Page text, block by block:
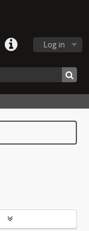
Log in